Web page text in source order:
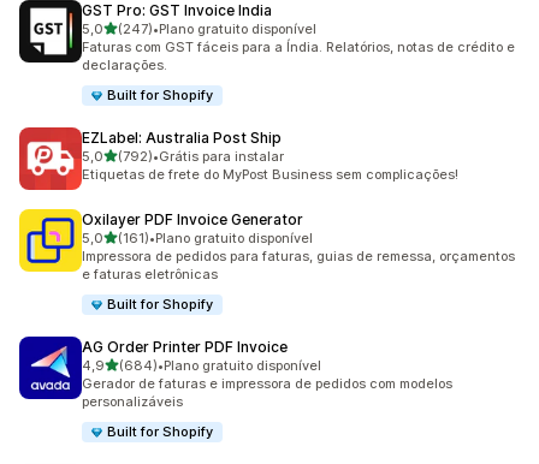
GST Pro: GST Invoice India
5,0de 5 estrelas
(247)
247 avaliações ao todo
•Plano gratuito disponível
Faturas com GST fáceis para a Índia. Relatórios, notas de crédito e
declarações.
Built for Shopify
EZLabel: Australia Post Ship
5,0de 5 estrelas
(792)
792 avaliações ao todo
•Grátis para instalar
Etiquetas de frete do MyPost Business sem complicações!
Oxilayer PDF Invoice Generator
5,0de 5 estrelas
(161)
161 avaliações ao todo
•Plano gratuito disponível
Impressora de pedidos para faturas, guias de remessa, orçamentos
e faturas eletrônicas
Built for Shopify
AG Order Printer PDF Invoice
4,9de 5 estrelas
(684)
684 avaliações ao todo
•Plano gratuito disponível
Gerador de faturas e impressora de pedidos com modelos
personalizáveis
Built for Shopify